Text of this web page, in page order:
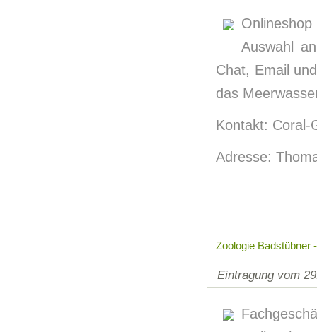
Auswahl
Chat, Email
das
Kontakt: Coral-
Adresse:
Zoologie Badstübner
Eintragung vom